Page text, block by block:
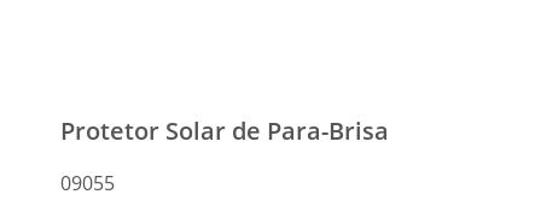
Protetor Solar de Para-Brisa
09055